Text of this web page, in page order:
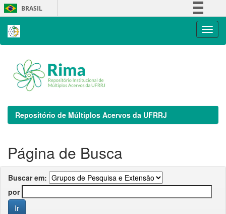
Skip
navigation
BRASIL
Repositório de Múltiplos Acervos da UFRRJ
Página de Busca
Buscar em:
por